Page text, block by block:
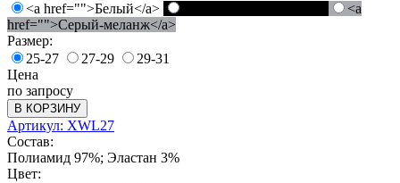
<a href="">Белый</a>
<a
href="">Серый-меланж</a>
Размер:
25-27
27-29
29-31
Цена
по запросу
В КОРЗИНУ
Артикул: XWL27
Состав:
Полиамид 97%; Эластан 3%
Цвет: